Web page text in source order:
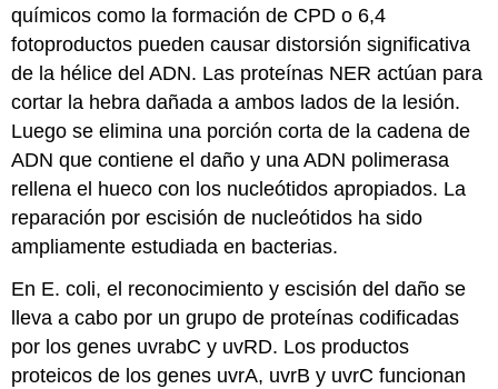
químicos como la formación de CPD o 6,4
fotoproductos pueden causar distorsión significativa
de la hélice del ADN. Las proteínas NER actúan para
cortar la hebra dañada a ambos lados de la lesión.
Luego se elimina una porción corta de la cadena de
ADN que contiene el daño y una ADN polimerasa
rellena el hueco con los nucleótidos apropiados. La
reparación por escisión de nucleótidos ha sido
ampliamente estudiada en bacterias.
En E. coli, el reconocimiento y escisión del daño se
lleva a cabo por un grupo de proteínas codificadas
por los genes uvrabC y uvRD. Los productos
proteicos de los genes uvrA, uvrB y uvrC funcionan